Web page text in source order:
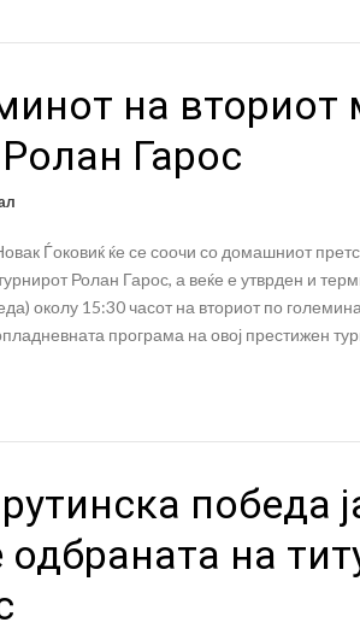
на вториот
Гарос
Ѓоковиќ ќе се соочи со домашниот
Ролан Гарос, а веќе е утврден и
околу 15:30 часот на вториот по
програма на овој престижен
победа
на